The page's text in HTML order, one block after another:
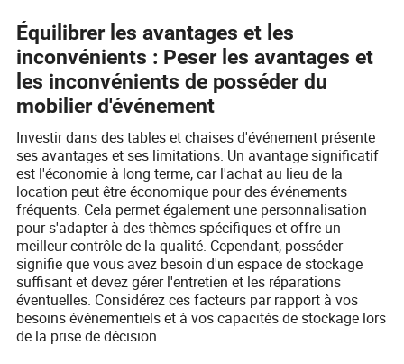
Équilibrer les avantages et les
inconvénients : Peser les avantages et
les inconvénients de posséder du
mobilier d'événement
Investir dans des tables et chaises d'événement présente
ses avantages et ses limitations. Un avantage significatif
est l'économie à long terme, car l'achat au lieu de la
location peut être économique pour des événements
fréquents. Cela permet également une personnalisation
pour s'adapter à des thèmes spécifiques et offre un
meilleur contrôle de la qualité. Cependant, posséder
signifie que vous avez besoin d'un espace de stockage
suffisant et devez gérer l'entretien et les réparations
éventuelles. Considérez ces facteurs par rapport à vos
besoins événementiels et à vos capacités de stockage lors
de la prise de décision.